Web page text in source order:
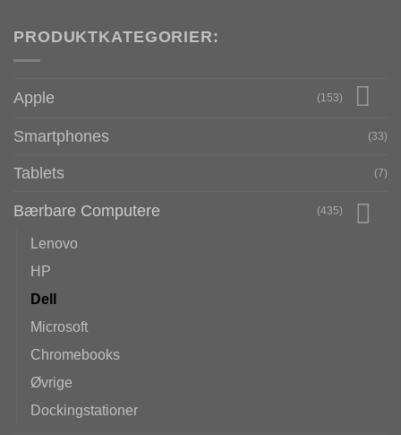
PRODUKTKATEGORIER:
Apple (153)
Smartphones (33)
Tablets (7)
Bærbare Computere (435)
Lenovo
HP
Dell
Microsoft
Chromebooks
Øvrige
Dockingstationer